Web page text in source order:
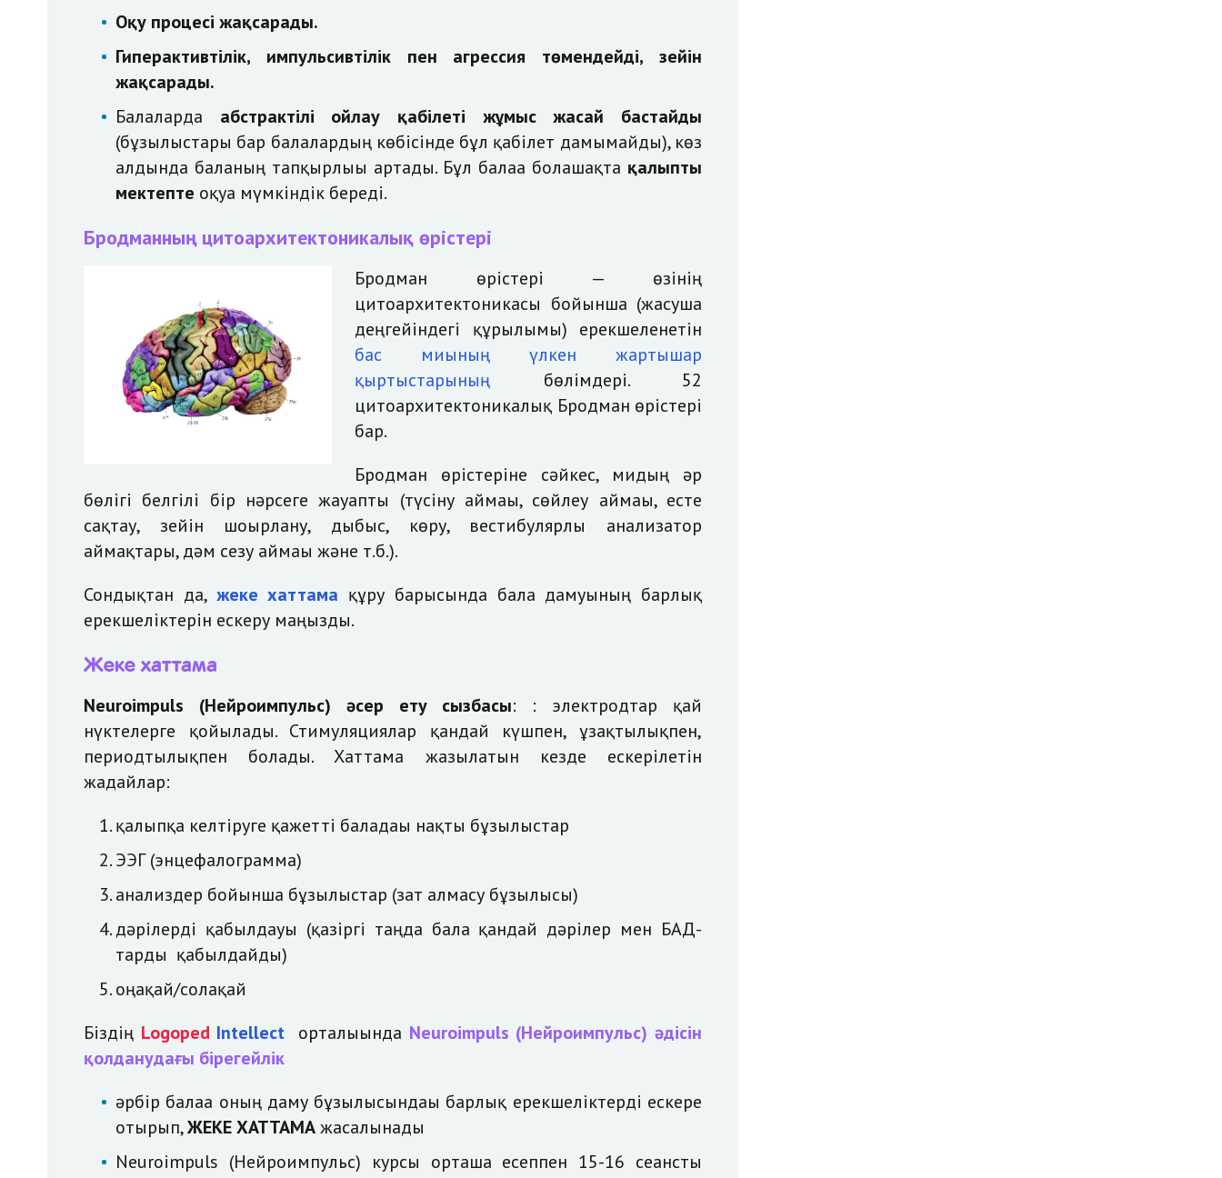
Оқу процесі жақсарады.
Гиперактивтілік, импульсивтілік пен агрессия төмендейді, зейін
жақсарады.
Балаларда абстрактілі ойлау қабілеті жұмыс жасай бастайды
(бұзылыстары бар балалардың көбісінде бұл қабілет дамымайды), көз
алдында баланың тапқырлығы артады. Бұл балаға болашақта қалыпты
мектепте оқуға мүмкіндік береді.
Бродманның цитоархитектоникалық өрістері
Бродман өрістері — өзінің
цитоархитектоникасы бойынша (жасуша
деңгейіндегі құрылымы) ерекшеленетін
бас миының үлкен жартышар
қыртыстарының бөлімдері. 52
цитоархитектоникалық Бродман өрістері
бар.
Бродман өрістеріне сәйкес, мидың әр
бөлігі белгілі бір нәрсеге жауапты (түсіну аймағы, сөйлеу аймағы, есте
сақтау, зейін шоғырлану, дыбыс, көру, вестибулярлы анализатор
аймақтары, дәм сезу аймағы және т.б.).
Сондықтан да, жеке хаттама құру барысында бала дамуының барлық
ерекшеліктерін ескеру маңызды.
Жеке хаттама
Neuroimpuls (Нейроимпульс) әсер ету сызбасы: : электродтар қай
нүктелерге қойылады. Стимуляциялар қандай күшпен, ұзақтылықпен,
периодтылықпен болады. Хаттама жазылатын кезде ескерілетін
жағдайлар:
қалыпқа келтіруге қажетті баладағы нақты бұзылыстар
ЭЭГ (энцефалограмма)
анализдер бойынша бұзылыстар (зат алмасу бұзылысы)
дәрілерді қабылдауы (қазіргі таңда бала қандай дәрілер мен БАД-
тарды қабылдайды)
оңақай/солақай
Біздің Logoped Intellect орталығында Neuroimpuls (Нейроимпульс) әдісін
қолданудағы бірегейлік
әрбір балаға оның даму бұзылысындағы барлық ерекшеліктерді ескере
отырып,ЖЕКЕ ХАТТАМАжасалынады
Neuroimpuls (Нейроимпульс) курсы орташа есеппен 15-16 сеансты